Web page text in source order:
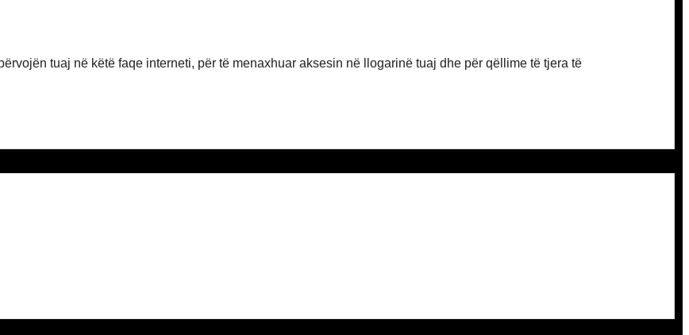
tuaj në këtë faqe interneti, për të menaxhuar aksesin në llogarinë tuaj dhe për qëllime të tjera të